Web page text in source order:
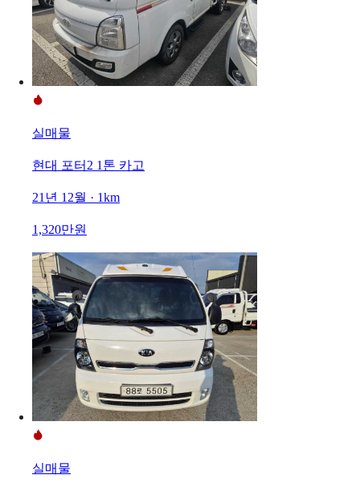
실매물
현대 포터2 1톤 카고
21년 12월 · 1km
1,320만원
실매물